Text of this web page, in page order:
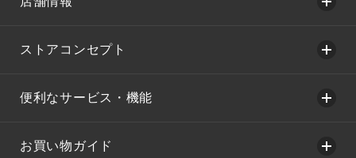
ストアコンセプト
便利なサービス・機能
お買い物ガイド